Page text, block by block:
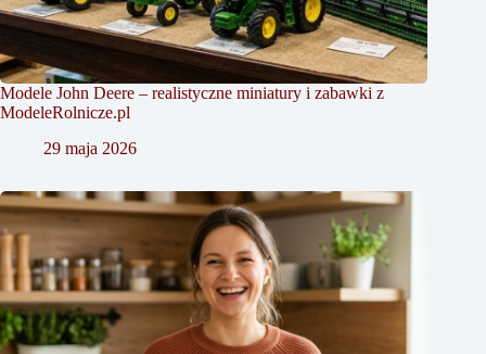
Modele John Deere – realistyczne miniatury i zabawki z
ModeleRolnicze.pl
29 maja 2026